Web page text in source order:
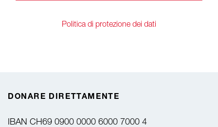
Politica di protezione dei dati
DONARE DIRETTAMENTE
IBAN CH69 0900 0000 6000 7000 4